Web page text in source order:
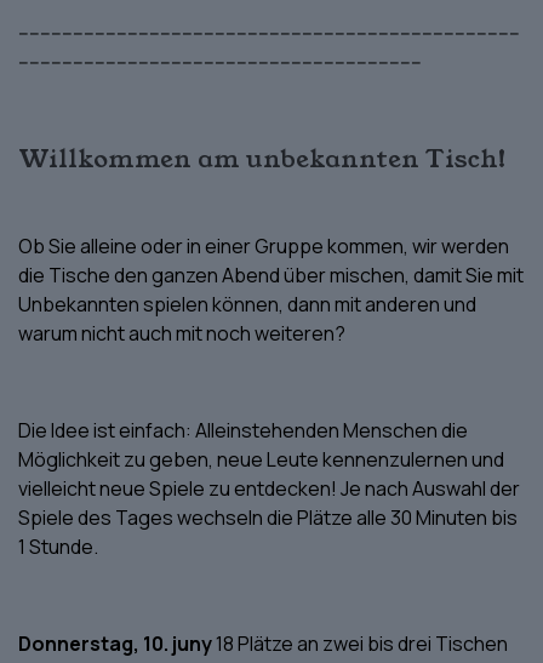
--------------------------------------------------------------------------------------------
--------------------------------------------------------------------------
Willkommen am unbekannten Tisch!
Ob Sie alleine oder in einer Gruppe kommen, wir werden
die Tische den ganzen Abend über mischen, damit Sie mit
Unbekannten spielen können, dann mit anderen und
warum nicht auch mit noch weiteren?
Die Idee ist einfach: Alleinstehenden Menschen die
Möglichkeit zu geben, neue Leute kennenzulernen und
vielleicht neue Spiele zu entdecken! Je nach Auswahl der
Spiele des Tages wechseln die Plätze alle 30 Minuten bis
1 Stunde.
Donnerstag, 10. juny18 Plätze an zwei bis drei Tischen